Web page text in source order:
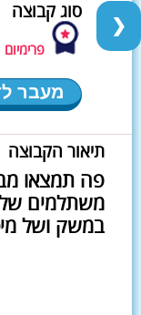
סוג קבוצה
פרימיום
מעבר
תיאור הקבוצה
פה תמצאו
משתלמים
במשק ושל
❯